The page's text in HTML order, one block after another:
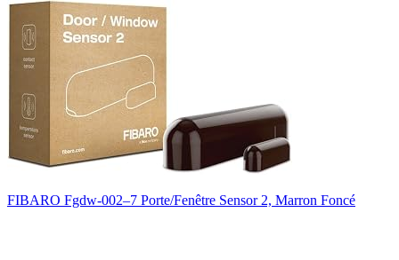
FIBARO Fgdw-002–7 Porte/Fenêtre Sensor 2, Marron Foncé